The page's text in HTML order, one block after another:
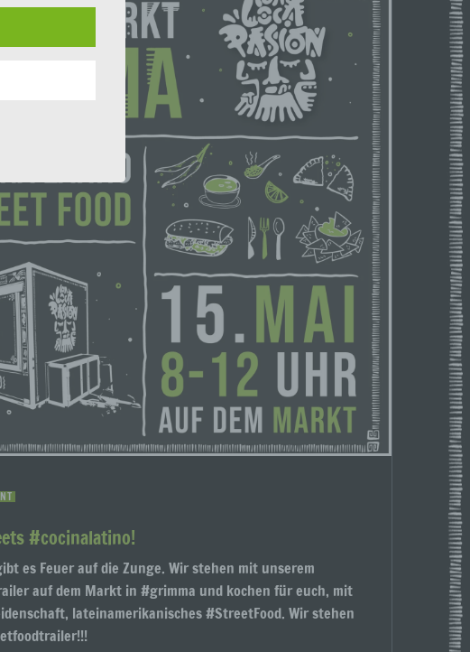
#cocinalatino!
es Feuer auf die Zunge. Wir stehen mit unserem
auf dem Markt in #grimma und kochen für euch, mit
lateinamerikanisches #StreetFood. Wir stehen
die
die
das
verwendet
natürliche
Vorlieben,
zusätzlichen
und